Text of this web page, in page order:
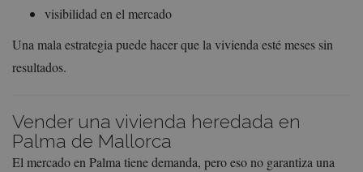
visibilidad en el mercado
Una mala estrategia puede hacer que la vivienda esté meses sin
resultados.
Vender una vivienda heredada en
Palma de Mallorca
El mercado en Palma tiene demanda, pero eso no garantiza una